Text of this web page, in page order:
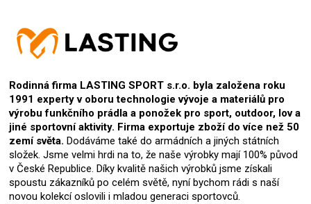
Rodinná firma LASTING SPORT s.r.o. byla založena roku
1991 experty v oboru technologie vývoje a materiálů pro
výrobu funkčního prádla a ponožek pro sport, outdoor, lov a
jiné sportovní aktivity. Firma exportuje zboží do více než 50
zemí světa. Dodáváme také do armádních a jiných státních
složek. Jsme velmi hrdi na to, že naše výrobky mají 100% původ
v České Republice. Díky kvalitě našich výrobků jsme získali
spoustu zákazníků po celém světě, nyní bychom rádi s naší
novou kolekcí oslovili i mladou generaci sportovců.